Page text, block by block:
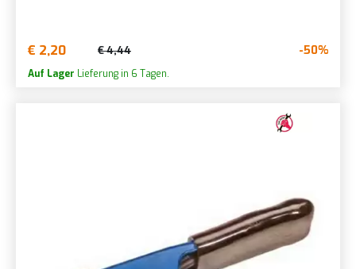
€ 2,20 € 4,44 -50%
Auf Lager Lieferung in 6 Tagen.